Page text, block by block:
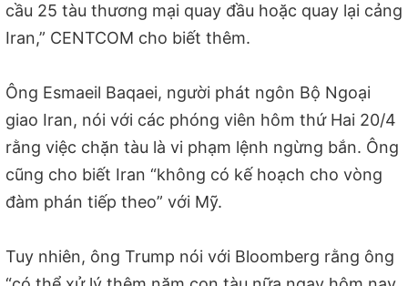
cầu 25 tàu thương mại quay đầu hoặc quay lại cảng
Iran,” CENTCOM cho biết thêm.
Ông Esmaeil Baqaei, người phát ngôn Bộ Ngoại
giao Iran, nói với các phóng viên hôm thứ Hai 20/4
rằng việc chặn tàu là vi phạm lệnh ngừng bắn. Ông
cũng cho biết Iran “không có kế hoạch cho vòng
đàm phán tiếp theo” với Mỹ.
Tuy nhiên, ông Trump nói với Bloomberg rằng ông